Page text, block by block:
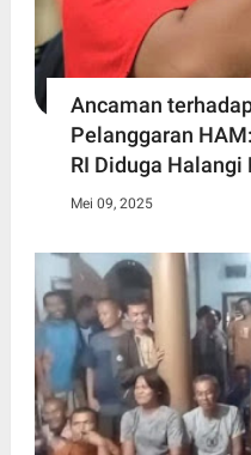
Ancaman
Pelanggaran
RI Diduga Halangi
Mei 09, 2025